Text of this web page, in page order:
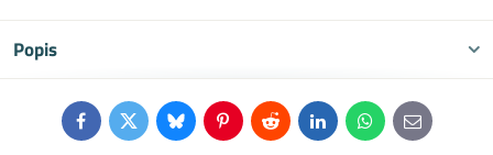
Popis
FacebookTwitterBlueskyPinterestReddit LinkedInWhatsApp
E-
mail